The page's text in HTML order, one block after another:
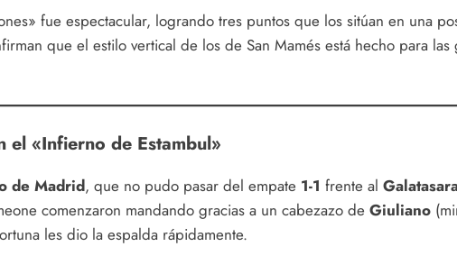
fue espectacular, logrando tres puntos que los sitúan en una
que el estilo vertical de los de San Mamés está hecho para las
el «Infierno de Estambul»
de Madrid, que no pudo pasar del empate 1-1 frente al
comenzaron mandando gracias a un cabezazo de Giuliano
les dio la espalda rápidamente.